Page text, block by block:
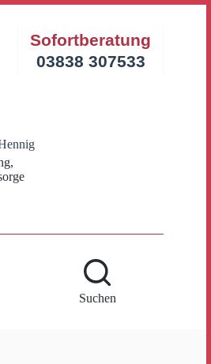
Sofortberatung
03838 307533
Suchen